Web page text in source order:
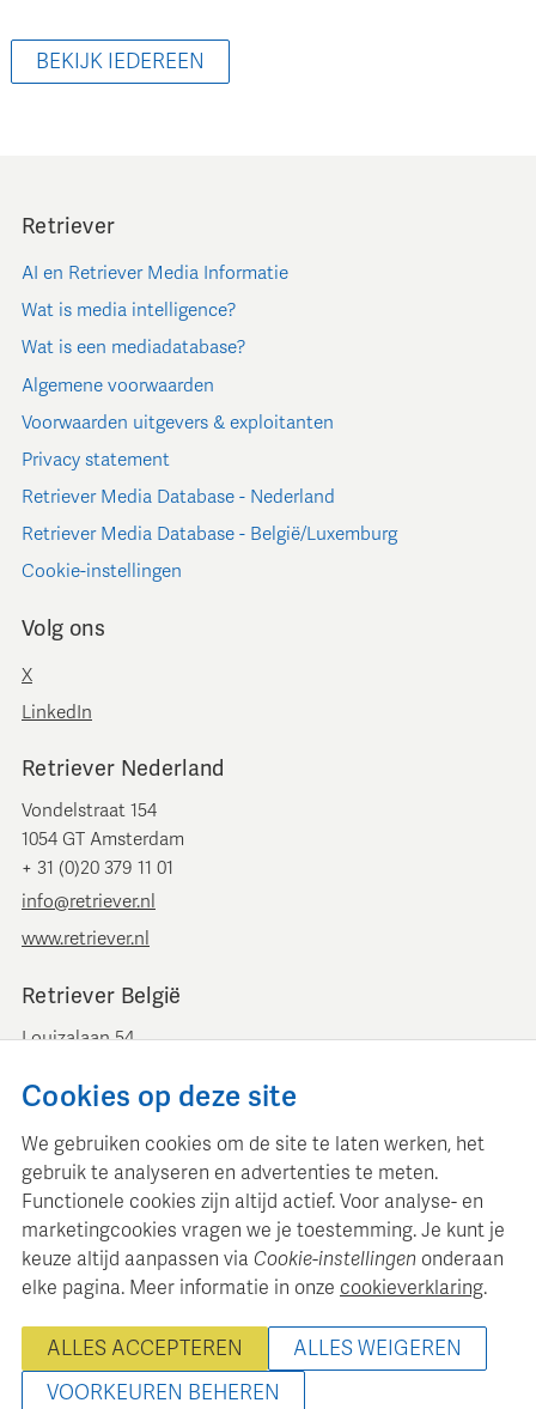
BEKIJK IEDEREEN
Retriever
AI en Retriever Media Informatie
Wat is media intelligence?
Wat is een mediadatabase?
Algemene voorwaarden
Voorwaarden uitgevers & exploitanten
Privacy statement
Retriever Media Database - Nederland
Retriever Media Database - België/Luxemburg
Cookie-instellingen
Volg ons
X
LinkedIn
Retriever Nederland
Vondelstraat 154
1054 GT Amsterdam
+ 31 (0)20 379 11 01
info@retriever.nl
www.retriever.nl
Retriever België
Louizalaan 54
+ 32 (0)2 893 00 52
www.retrievermedia.be
Retriever Media Informatie onderhoudt een gestructureerde
mediadatabase voor professionele mediaplanning en analyse.
© 2000 - 2026 Retriever Media Informatie B.V. - Alle rechten
voorbehouden
Cookies op deze site
We gebruiken cookies om de site te laten werken, het
gebruik te analyseren en advertenties te meten.
Functionele cookies zijn altijd actief. Voor analyse- en
marketingcookies vragen we je toestemming. Je kunt je
keuze altijd aanpassen via Cookie-instellingen onderaan
elke pagina. Meer informatie in onze cookieverklaring.
ALLES ACCEPTEREN
ALLES WEIGEREN
VOORKEUREN BEHEREN